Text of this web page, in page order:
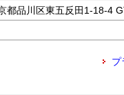
品川区東五反田1-18-4
プ